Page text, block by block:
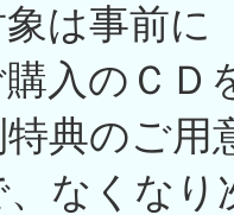
は事前に
入のＣＤ
典のご
なくな